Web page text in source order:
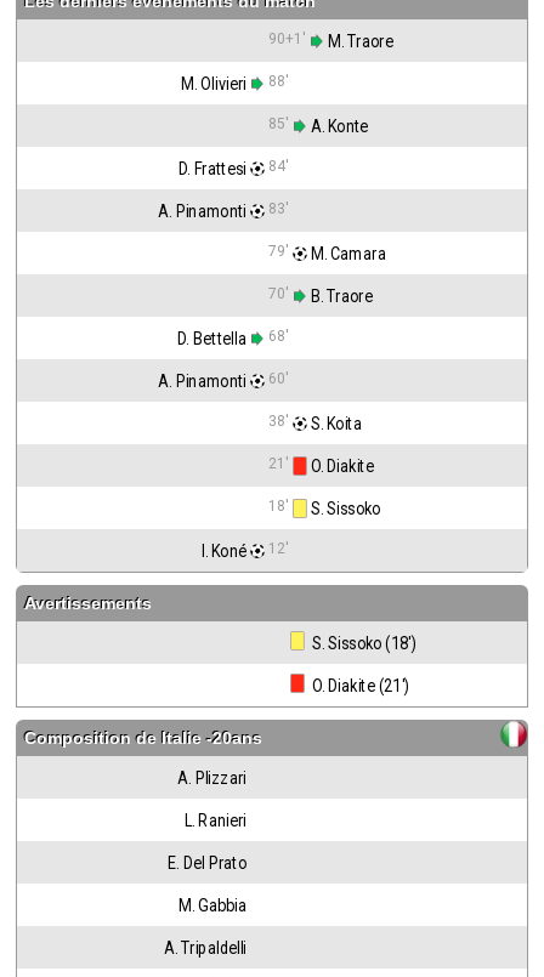
90+1' M. Traore
M. Olivieri 88'
85' A. Konte
D. Frattesi 84'
A. Pinamonti 83'
79' M. Camara
70' B. Traore
D. Bettella 68'
A. Pinamonti 60'
38' S. Koita
21' O. Diakite
18' S. Sissoko
I. Koné 12'
Avertissements
S. Sissoko (18')
O. Diakite (21')
Composition de Italie -20ans
A. Plizzari
L. Ranieri
E. Del Prato
M. Gabbia
A. Tripaldelli